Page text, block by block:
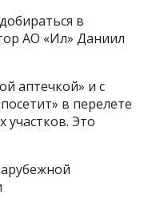
в
АО «Ил» Даниил
аптечкой» и с
в перелете
участков. Это